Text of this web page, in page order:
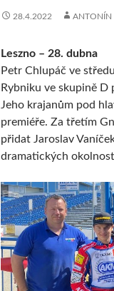
28.4.2022 ANTONÍN
Leszno – 28. dubna
Petr Chlupáč ve
Rybniku ve skupině
Jeho krajanům pod
premiéře. Za třetím
přidat Jaroslav
dramatických